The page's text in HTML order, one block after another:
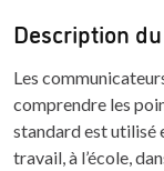
Description
Les
comprendre les
standard est utilisé
travail, à l’école,